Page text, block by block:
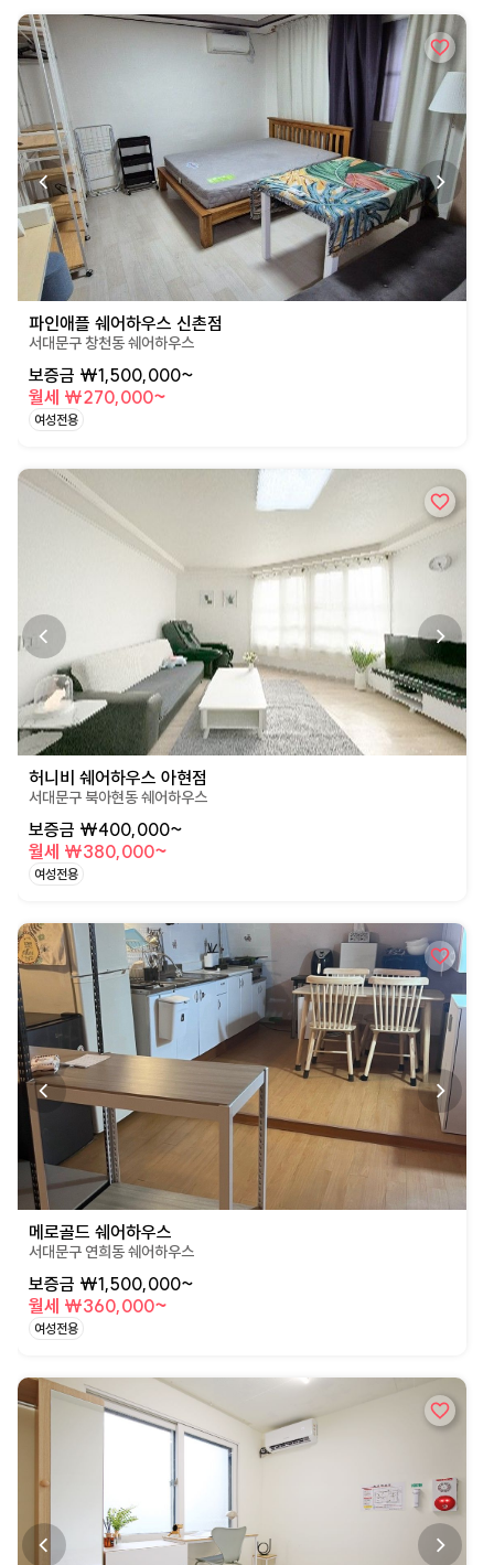
파인애플 쉐어하우스 신촌점
서대문구 창천동 쉐어하우스
보증금 ₩1,500,000~
월세 ₩270,000~
여성전용
상세페이지로 이동
허니비 쉐어하우스 아현점
서대문구 북아현동 쉐어하우스
보증금 ₩400,000~
월세 ₩380,000~
여성전용
상세페이지로 이동
메로골드 쉐어하우스
서대문구 연희동 쉐어하우스
보증금 ₩1,500,000~
월세 ₩360,000~
여성전용
상세페이지로 이동
상세페이지로 이동